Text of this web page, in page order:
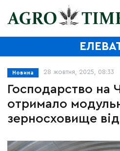
Новина 28 жовтня, 2025, 08:33
Господарство на
отримало
зерносховище